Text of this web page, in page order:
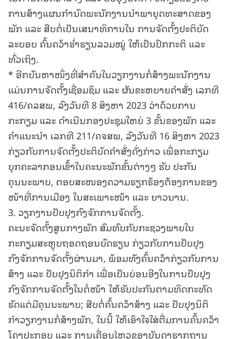
ການສ້າງແຜນກໍານົດພະນັກງານນໍາພາຍຸດທະສາດຂອງ
ພັກ ແລະ ສືບຕໍ່ເປັນເສນາທິການໃນ ການຈັດຕັ້ງປະຕິບັດ
ລະບອບ ຄົ້ນຄວ້າຮໍ່າຮຽນລວມໝູ່ ໃຫ້ເປັນປົກກະຕິ ແລະ
ທົ່ວເຖິງ.
* ອີກບັນຫາໜຶ່ງທີ່ສໍາຄັນໃນວຽກງານກໍ່ສ້າງພະນັກງານ
ແມ່ນການຈັດຕັ້ງເຊື່ອມຊຶມ ແລະ ຜັນຂະຫຍາຍຄໍາສັ່ງ ເລກທີ
416/ຄລສພ, ລົງວັນທີ 8 ສິງຫາ 2023 ວ່າດ້ວຍການ
ກະກຽມ ແລະ ດໍາເນີນກອງປະຊຸມໃຫຍ່ 3 ຂັ້ນຂອງພັກ ແລະ
ຄໍາແນະນໍາ ເລກທີ 211/ຄຈສພ, ລົງວັນທີ 16 ສິງຫາ 2023
ກ່ຽວກັບການຈັດຕັ້ງປະຕິບັດຄໍາສັ່ງດັ່ງກ່າວ ເພື່ອກະກຽມ
ບຸກຄະລາກອນເຂົ້າໃນຄະນະພັກຂັ້ນຕ່າງໆ ຮັບ ປະກັນ
ຄຸນນະພາບ, ຕອບສະໜອງຄວາມຮຽກຮ້ອງຕ້ອງການຂອງ
ໜ້າທີ່ການເມືອງ ໃນສະເພາະໜ້າ ແລະ ຍາວນານ.
3. ວຽກງານປັບປຸງກົງຈັກການຈັດຕັ້ງ.
ຄະນະຈັດຕັ້ງສູນກາງພັກ ສົມທົບກັບກະຊວງພາຍໃນ
ກະກຽມສະຫຼຸບຖອດຖອນບົດຮຽນ ກ່ຽວກັບການປັບປຸງ
ກົງຈັກການຈັດຕັ້ງຜ່ານມາ, ພ້ອມທັງຄົ້ນຄວ້າກ່ຽວກັບການ
ສ້າງ ແລະ ປັບປຸງນິຕິກໍາ ເພື່ອເປັນບ່ອນອີງໃນການປັບປຸງ
ກົງຈັກການຈັດຕັ້ງໃນຕໍ່ໜ້າ ໃຫ້ຮັບປະກັນຕາມທິດກະທັດ
ຮັດແຕ່ມີຄຸນນະພາບ; ສືບຕໍ່ຄົ້ນຄວ້າສ້າງ ແລະ ປັບປຸງນິຕິ
ກໍາວຽກງານກໍ່ສ້າງພັກ, ໃນນີ້ ໃຫ້ເອົາໃຈໃສ່ຕື່ມການຄົ້ນຄວ້າ
ໂຄງປະກອບ ແລະ ການເຄື່ອນໄຫວຂອງບັນດາຮາກຖານ